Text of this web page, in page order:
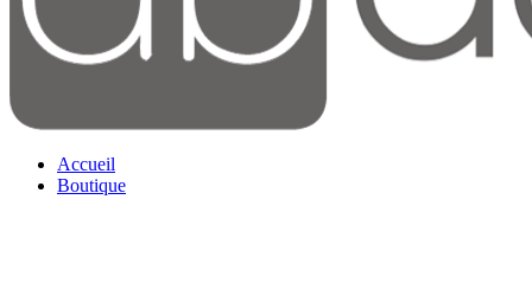
Accueil
Boutique